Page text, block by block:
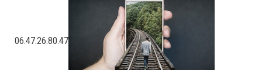
06.47.26.80.47